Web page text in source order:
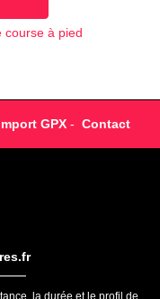
GPX- Contact
la durée et le profil de